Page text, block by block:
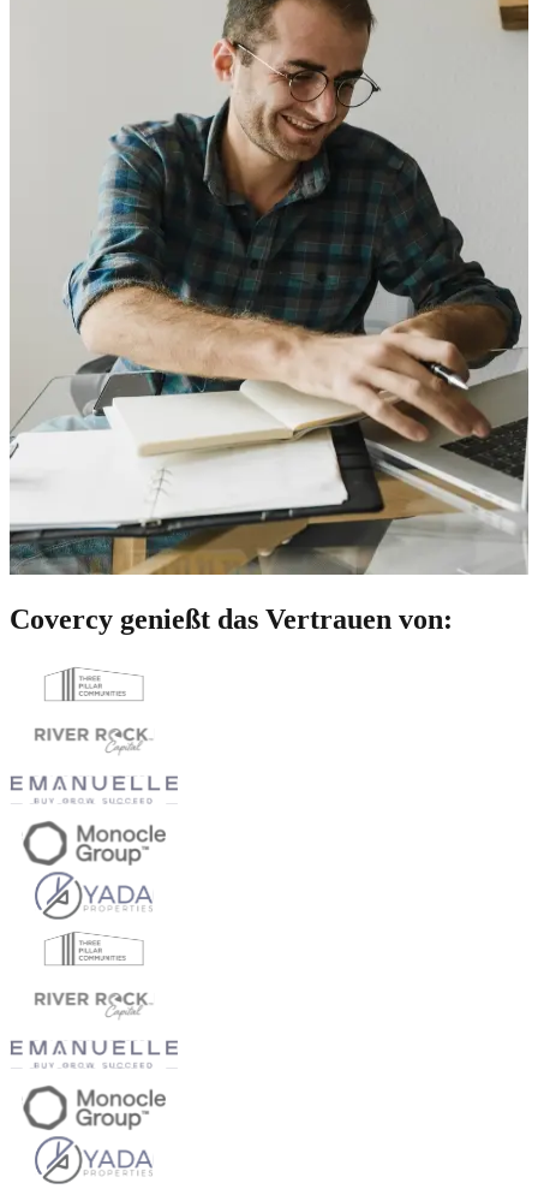
Covercy genießt das Vertrauen von: